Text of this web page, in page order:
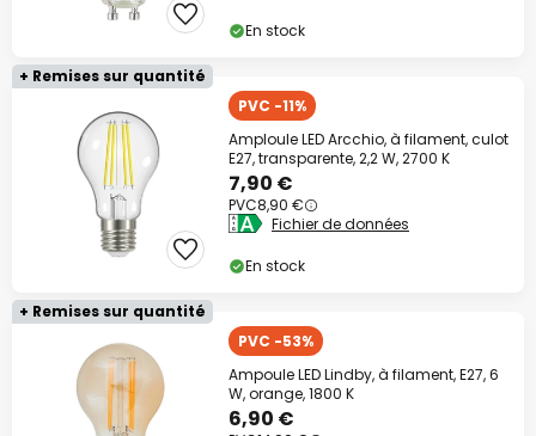
En stock
+ Remises sur quantité
PVC -11%
Amploule LED Arcchio, à filament, culot
E27, transparente, 2,2 W, 2700 K
7,90 €
PVC8,90 €
Fichier de données
En stock
+ Remises sur quantité
PVC -53%
Ampoule LED Lindby, à filament, E27, 6
W, orange, 1800 K
6,90 €